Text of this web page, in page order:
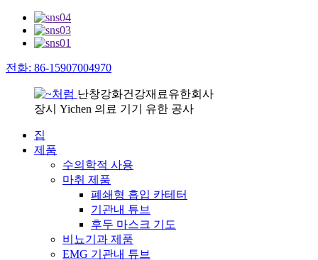
전화: 86-15907004970
난창강화건강재료유한회사
장시 Yichen 의료 기기 유한 공사
집
제품
수의학적 사용
마취 제품
폐쇄형 흡입 카테터
기관내 튜브
후두 마스크 기도
비뇨기과 제품
EMG 기관내 튜브